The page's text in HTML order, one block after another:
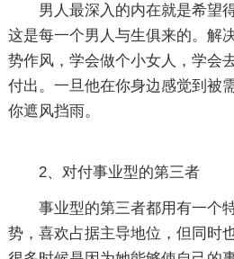
男人最深入的内在就是希望
这是每一个男人与生俱来的。解
势作风，学会做个小女人，学会
付出。一旦他在你身边感觉到被
你遮风挡雨。
2、对付事业型的第三者
事业型的第三者都用有一个
势，喜欢占据主导地位，但同时